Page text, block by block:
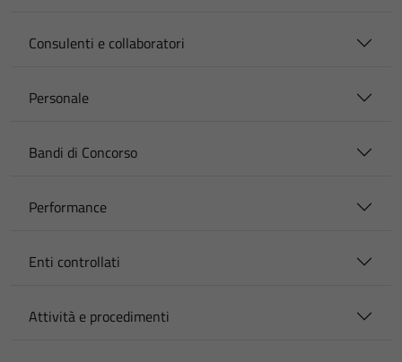
Consulenti e collaboratori
Personale
Bandi di Concorso
Performance
Enti controllati
Attività e procedimenti